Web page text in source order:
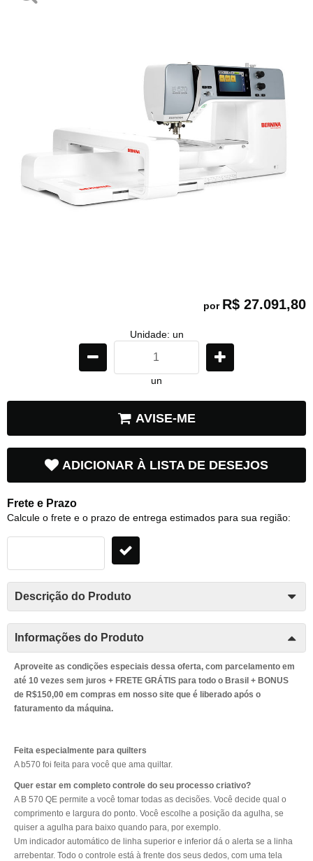
por R$ 27.091,80
Unidade: un
un
AVISE-ME
ADICIONAR À LISTA DE DESEJOS
Frete e Prazo
Calcule o frete e o prazo de entrega estimados para sua região:
Descrição do Produto
Informações do Produto
Aproveite as condições especiais dessa oferta, com parcelamento em
até 10 vezes sem juros + FRETE GRÁTIS para todo o Brasil + BONUS
de R$150,00 em compras em nosso site que é liberado após o
faturamento da máquina.
Feita especialmente para quilters
A b570 foi feita para você que ama quiltar.
Quer estar em completo controle do seu processo criativo?
A B 570 QE permite a você tomar todas as decisões. Você decide qual o
comprimento e largura do ponto. Você escolhe a posição da agulha, se
quiser a agulha para baixo quando para, por exemplo.
Um indicador automático de linha superior e inferior dá o alerta se a linha
arrebentar. Todo o controle está à frente dos seus dedos, com uma tela